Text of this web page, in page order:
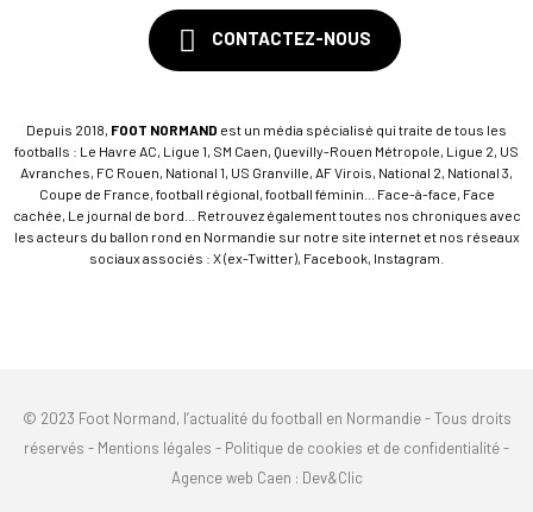
CONTACTEZ-NOUS
Depuis 2018, FOOT NORMAND est un média spécialisé qui traite de tous les
footballs : Le Havre AC, Ligue 1, SM Caen, Quevilly-Rouen Métropole, Ligue 2, US
Avranches, FC Rouen, National 1, US Granville, AF Virois, National 2, National 3,
Coupe de France, football régional, football féminin... Face-à-face, Face
cachée, Le journal de bord... Retrouvez également toutes nos chroniques avec
les acteurs du ballon rond en Normandie sur notre site internet et nos réseaux
sociaux associés : X (ex-Twitter), Facebook, Instagram.
© 2023 Foot Normand, l’actualité du football en Normandie - Tous droits
réservés - Mentions légales - Politique de cookies et de confidentialité-
Agence web Caen : Dev&Clic